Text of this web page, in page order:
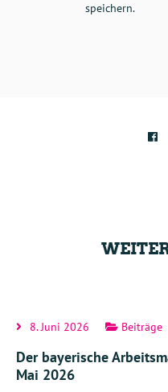
speichern.
8. Juni 2026 Beiträge
Der bayerische
Mai 2026